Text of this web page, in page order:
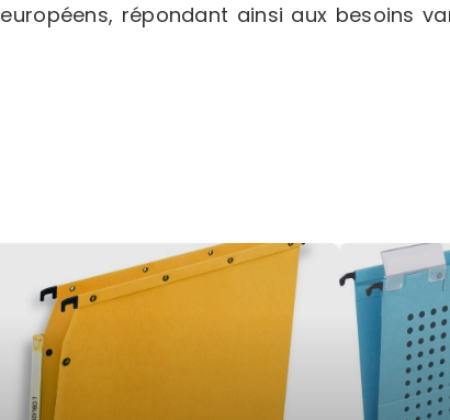
européens, répondant ainsi aux besoins